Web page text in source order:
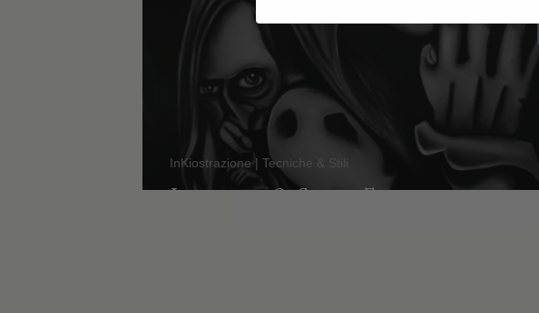
Lezione 3: Stile Espressionista
InKiostrazione | Tecniche & Stili